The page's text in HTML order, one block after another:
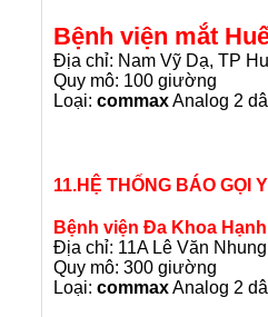
Bệnh viện mắt
Địa chỉ: Nam Vỹ Dạ, TP
Quy mô: 100 giường
Loại: commaxAnalog 2
11.HỆ THỐNG BÁO GỌI
Bệnh viện Đa Khoa
Địa chỉ: 11A Lê Văn
Quy mô: 300 giường
Loại: commaxAnalog 2